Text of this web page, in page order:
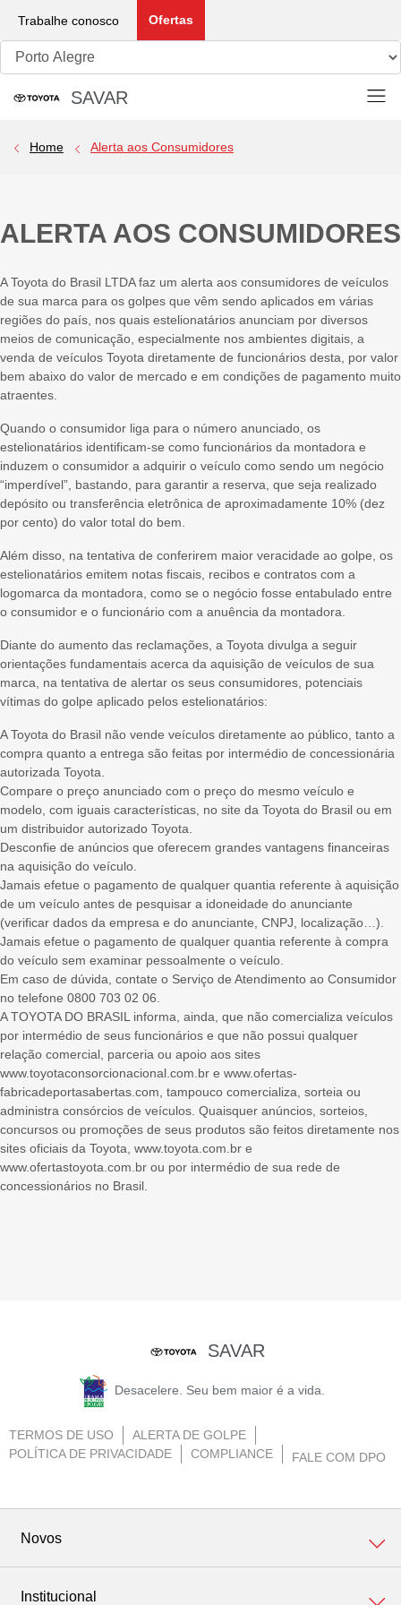
SAVAR
Porto Alegre Whatsapp:
Trabalhe conosco Ofertas
Home Alerta aos Consumidores
ALERTA AOS CONSUMIDORES
A Toyota do Brasil LTDA faz um alerta aos consumidores de veículos
de sua marca para os golpes que vêm sendo aplicados em várias
regiões do país, nos quais estelionatários anunciam por diversos
meios de comunicação, especialmente nos ambientes digitais, a
venda de veículos Toyota diretamente de funcionários desta, por valor
bem abaixo do valor de mercado e em condições de pagamento muito
atraentes.
Quando o consumidor liga para o número anunciado, os
estelionatários identificam-se como funcionários da montadora e
induzem o consumidor a adquirir o veículo como sendo um negócio
“imperdível”, bastando, para garantir a reserva, que seja realizado
depósito ou transferência eletrônica de aproximadamente 10% (dez
por cento) do valor total do bem.
Além disso, na tentativa de conferirem maior veracidade ao golpe, os
estelionatários emitem notas fiscais, recibos e contratos com a
logomarca da montadora, como se o negócio fosse entabulado entre
o consumidor e o funcionário com a anuência da montadora.
Diante do aumento das reclamações, a Toyota divulga a seguir
orientações fundamentais acerca da aquisição de veículos de sua
marca, na tentativa de alertar os seus consumidores, potenciais
vítimas do golpe aplicado pelos estelionatários:
A Toyota do Brasil não vende veículos diretamente ao público, tanto a
compra quanto a entrega são feitas por intermédio de concessionária
autorizada Toyota.
Compare o preço anunciado com o preço do mesmo veículo e
modelo, com iguais características, no site da Toyota do Brasil ou em
um distribuidor autorizado Toyota.
Desconfie de anúncios que oferecem grandes vantagens financeiras
na aquisição do veículo.
Jamais efetue o pagamento de qualquer quantia referente à aquisição
de um veículo antes de pesquisar a idoneidade do anunciante
(verificar dados da empresa e do anunciante, CNPJ, localização…).
Jamais efetue o pagamento de qualquer quantia referente à compra
do veículo sem examinar pessoalmente o veículo.
Em caso de dúvida, contate o Serviço de Atendimento ao Consumidor
no telefone 0800 703 02 06.
A TOYOTA DO BRASIL informa, ainda, que não comercializa veículos
por intermédio de seus funcionários e que não possui qualquer
relação comercial, parceria ou apoio aos sites
www.toyotaconsorcionacional.com.br e www.ofertas-
fabricadeportasabertas.com, tampouco comercializa, sorteia ou
administra consórcios de veículos. Quaisquer anúncios, sorteios,
concursos ou promoções de seus produtos são feitos diretamente nos
sites oficiais da Toyota, www.toyota.com.br e
www.ofertastoyota.com.br ou por intermédio de sua rede de
concessionários no Brasil.
SAVAR
Desacelere. Seu bem maior é a vida.
TERMOS DE USO
ALERTA DE GOLPE
POLÍTICA DE PRIVACIDADE
COMPLIANCE FALE COM DPO
Novos
Corolla
Institucional